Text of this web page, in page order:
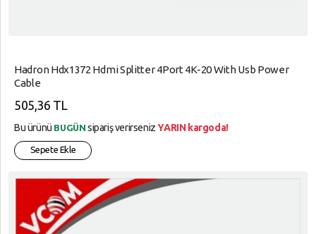
Hadron Hdx1372 Hdmi Splitter 4Port 4K-20 With Usb Power
Cable
505,36 TL
Bu ürünü BUGÜN sipariş verirsenizYARIN kargoda!
Sepete Ekle